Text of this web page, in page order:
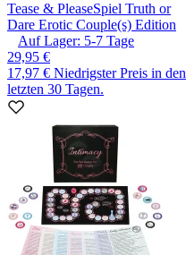
Tease & PleaseSpiel Truth or
Dare Erotic Couple(s) Edition
Auf Lager: 5-7 Tage
29,95 €
17,97 € Niedrigster Preis in den
letzten 30 Tagen.